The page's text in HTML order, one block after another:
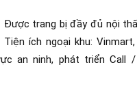
Được trang bị đầy đủ nội
ích ngoại khu: Vinmart,
an ninh, phát triển Call /